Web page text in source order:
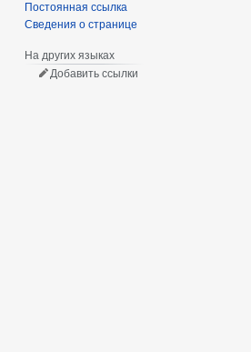
Постоянная ссылка
Сведения о странице
На других языках
Добавить ссылки